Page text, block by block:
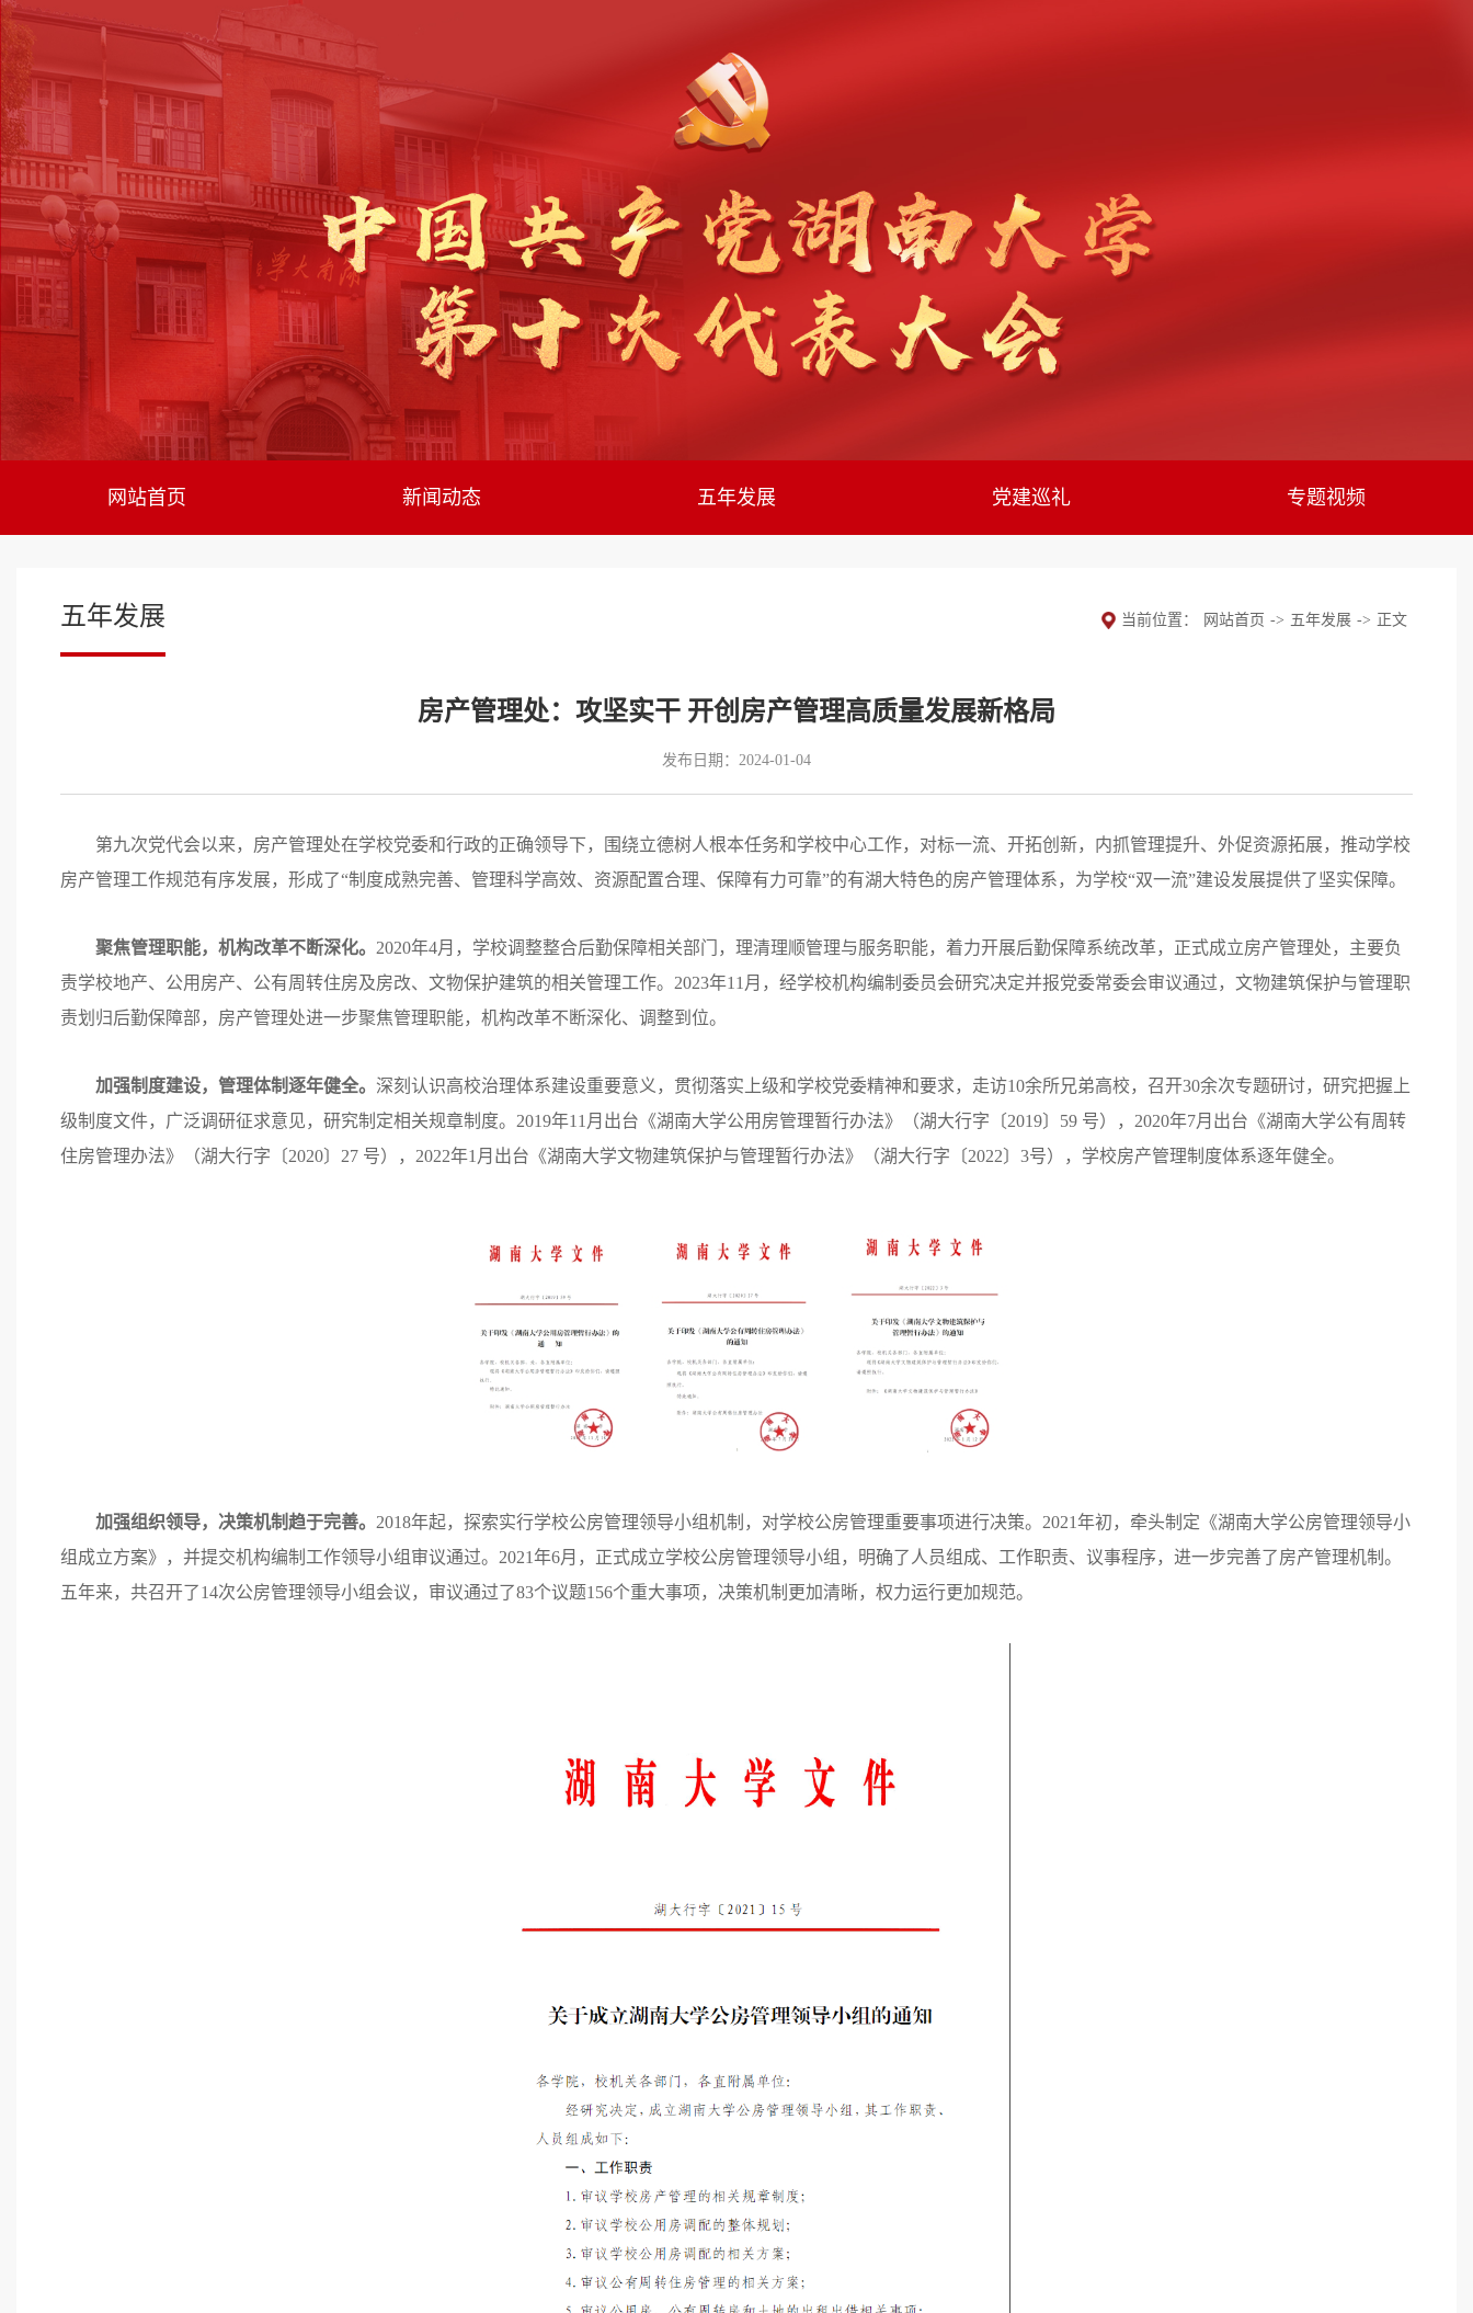
网站首页 新闻动态 五年发展 党建巡礼 专题视频
五年发展 当前位置： 网站首页 -> 五年发展 -> 正文
房产管理处：攻坚实干 开创房产管理高质量发展新格局
发布日期：2024-01-04
第九次党代会以来，房产管理处在学校党委和行政的正确领导下，围绕立德树人根本任务和学校中心工作，对标一流、开拓创新，内抓管理提升、外促资源拓展，推动学校
房产管理工作规范有序发展，形成了“制度成熟完善、管理科学高效、资源配置合理、保障有力可靠”的有湖大特色的房产管理体系，为学校“双一流”建设发展提供了坚实保障。
聚焦管理职能，机构改革不断深化。 2020年4月，学校调整整合后勤保障相关部门，理清理顺管理与服务职能，着力开展后勤保障系统改革，正式成立房产管理处，主要负
责学校地产、公用房产、公有周转住房及房改、文物保护建筑的相关管理工作。2023年11月，经学校机构编制委员会研究决定并报党委常委会审议通过，文物建筑保护与管理职
责划归后勤保障部，房产管理处进一步聚焦管理职能，机构改革不断深化、调整到位。
加强制度建设，管理体制逐年健全。 深刻认识高校治理体系建设重要意义，贯彻落实上级和学校党委精神和要求，走访10余所兄弟高校，召开30余次专题研讨，研究把握上
级制度文件，广泛调研征求意见，研究制定相关规章制度。2019年11月出台《湖南大学公用房管理暂行办法》（湖大行字〔2019〕59 号），2020年7月出台《湖南大学公有周转
住房管理办法》（湖大行字〔2020〕27 号），2022年1月出台《湖南大学文物建筑保护与管理暂行办法》（湖大行字〔2022〕3号），学校房产管理制度体系逐年健全。
加强组织领导，决策机制趋于完善。 2018年起，探索实行学校公房管理领导小组机制，对学校公房管理重要事项进行决策。2021年初，牵头制定《湖南大学公房管理领导小
组成立方案》，并提交机构编制工作领导小组审议通过。2021年6月，正式成立学校公房管理领导小组，明确了人员组成、工作职责、议事程序，进一步完善了房产管理机制。
五年来，共召开了14次公房管理领导小组会议，审议通过了83个议题156个重大事项，决策机制更加清晰，权力运行更加规范。